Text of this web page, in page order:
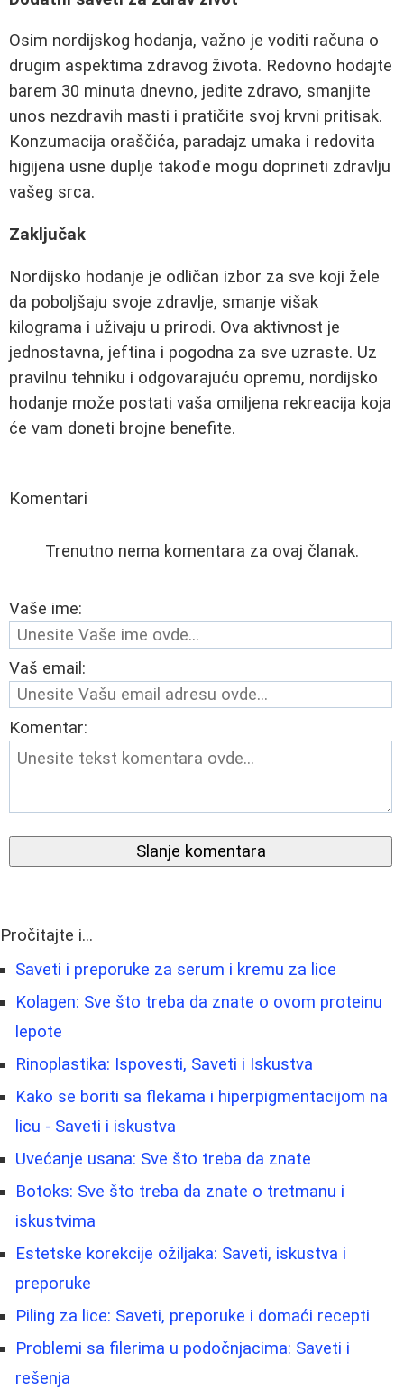
Osim nordijskog hodanja, važno je voditi računa o
drugim aspektima zdravog života. Redovno hodajte
barem 30 minuta dnevno, jedite zdravo, smanjite
unos nezdravih masti i pratičite svoj krvni pritisak.
Konzumacija oraščića, paradajz umaka i redovita
higijena usne duplje takođe mogu doprineti zdravlju
vašeg srca.
Zaključak
Nordijsko hodanje je odličan izbor za sve koji žele
da poboljšaju svoje zdravlje, smanje višak
kilograma i uživaju u prirodi. Ova aktivnost je
jednostavna, jeftina i pogodna za sve uzraste. Uz
pravilnu tehniku i odgovarajuću opremu, nordijsko
hodanje može postati vaša omiljena rekreacija koja
će vam doneti brojne benefite.
Komentari
Trenutno nema komentara za ovaj članak.
Vaše ime:
Vaš email:
Komentar:
Slanje komentara
Pročitajte i...
Saveti i preporuke za serum i kremu za lice
Kolagen: Sve što treba da znate o ovom proteinu
lepote
Rinoplastika: Ispovesti, Saveti i Iskustva
Kako se boriti sa flekama i hiperpigmentacijom na
licu - Saveti i iskustva
Uvećanje usana: Sve što treba da znate
Botoks: Sve što treba da znate o tretmanu i
iskustvima
Estetske korekcije ožiljaka: Saveti, iskustva i
preporuke
Piling za lice: Saveti, preporuke i domaći recepti
Problemi sa filerima u podočnjacima: Saveti i
rešenja